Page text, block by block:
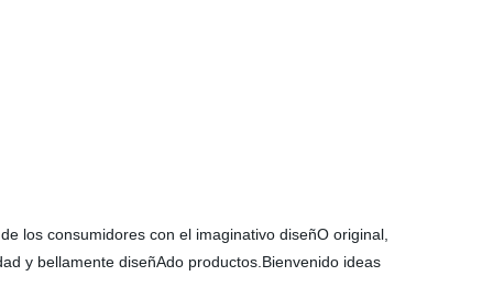
los consumidores con el imaginativo diseñO original,
y bellamente diseñAdo productos.Bienvenido ideas